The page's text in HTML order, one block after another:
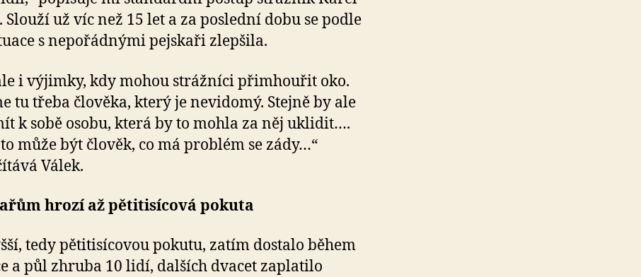
Slouží už víc než 15 let a za poslední dobu se podle
s nepořádnými pejskaři zlepšila.
i výjimky, kdy mohou strážníci přimhouřit oko.
tu třeba člověka, který je nevidomý. Stejně by ale
k sobě osobu, která by to mohla za něj uklidit….
může být člověk, co má problém se zády…“
Válek.
hrozí až pětitisícová pokuta
tedy pětitisícovou pokutu, zatím dostalo během
a půl zhruba 10 lidí, dalších dvacet zaplatilo